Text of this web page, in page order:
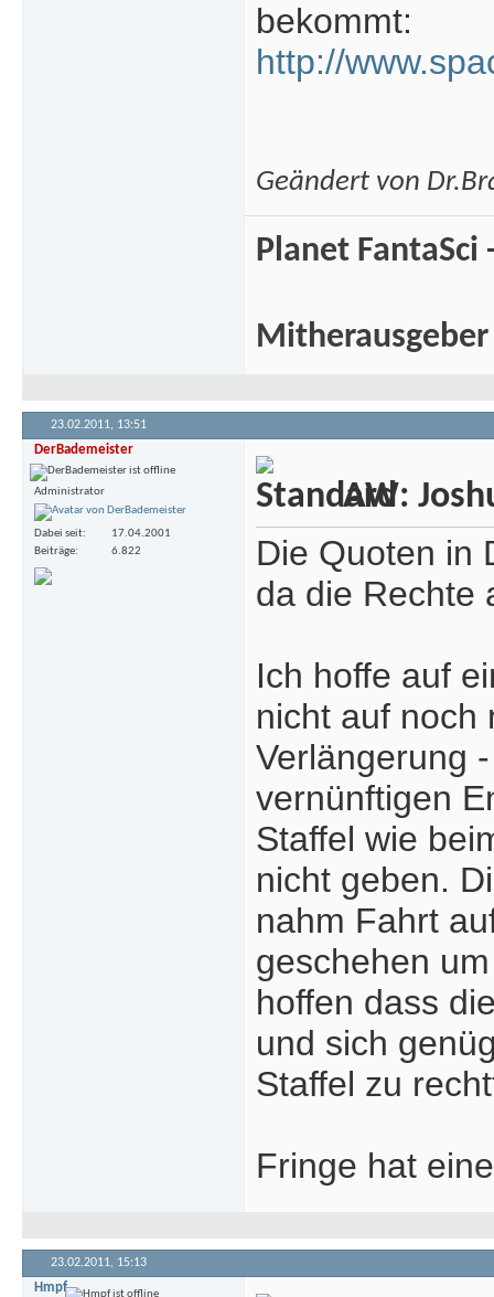
bekommt:
http://
Geändert von
Planet
Mitherausgeber
23.02.2011, 13:51
DerBademeister
Administrator
Dabei seit
17.04.2001
Beiträge
6.822
AW:
Die Quoten in
da die Rechte
Ich hoffe auf
nicht auf noch
Verlängerung
vernünftigen
Staffel wie
nicht geben.
nahm Fahrt
geschehen
hoffen dass
und sich
Staffel zu
Fringe hat
23.02.2011, 15:13
Hmpf